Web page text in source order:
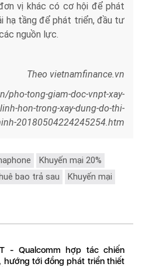
vị khác có cơ hội để phát
hạ tầng để phát triển, đầu tư
nguồn lực.
Theo vietnamfinance.vn
pho-tong-giam-doc-vnpt-xay-
hon-trong-xay-dung-do-thi-
20180504224245254.htm
Khuyến mại 20%
bao trả sau Khuyến mại
hướng tới đồng phát triển thiết